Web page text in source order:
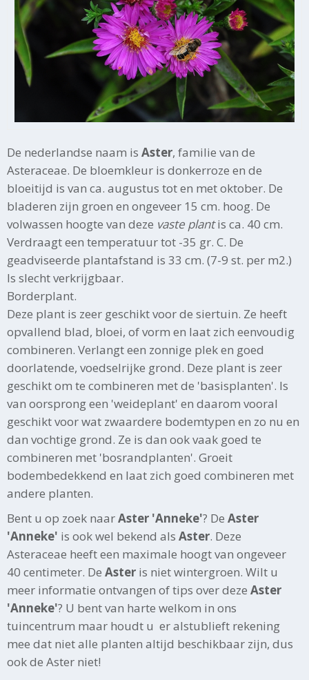
De nederlandse naam is Aster, familie van de
Asteraceae. De bloemkleur is donkerroze en de
bloeitijd is van ca. augustus tot en met oktober. De
bladeren zijn groen en ongeveer 15 cm. hoog. De
volwassen hoogte van deze vaste plantis ca. 40 cm.
Verdraagt een temperatuur tot -35 gr. C. De
geadviseerde plantafstand is 33 cm. (7-9 st. per m2.)
Is slecht verkrijgbaar.
Borderplant.
Deze plant is zeer geschikt voor de siertuin. Ze heeft
opvallend blad, bloei, of vorm en laat zich eenvoudig
combineren. Verlangt een zonnige plek en goed
doorlatende, voedselrijke grond. Deze plant is zeer
geschikt om te combineren met de 'basisplanten'. Is
van oorsprong een 'weideplant' en daarom vooral
geschikt voor wat zwaardere bodemtypen en zo nu en
dan vochtige grond. Ze is dan ook vaak goed te
combineren met 'bosrandplanten'. Groeit
bodembedekkend en laat zich goed combineren met
andere planten.
Bent u op zoek naarAster 'Anneke'? De Aster
'Anneke' is ook wel bekend als Aster. Deze
Asteraceae heeft een maximale hoogt van ongeveer
40 centimeter. De Aster is niet wintergroen. Wilt u
meer informatie ontvangen of tips over deze Aster
'Anneke'? U bent van harte welkom in ons
tuincentrum maar houdt u er alstublieft rekening
mee dat niet alle planten altijd beschikbaar zijn, dus
ook de Aster niet!